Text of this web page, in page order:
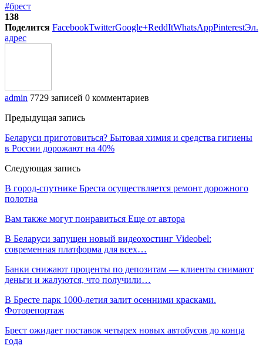
#брест
138
Поделится FacebookTwitterGoogle+ReddItWhatsAppPinterestЭл.
адрес
admin 7729 записей 0 комментариев
Предыдущая запись
Беларуси приготовиться? Бытовая химия и средства гигиены
в России дорожают на 40%
Следующая запись
В город-спутнике Бреста осуществляется ремонт дорожного
полотна
Вам также могут понравиться Еще от автора
В Беларуси запущен новый видеохостинг Videobel:
современная платформа для всех…
Банки снижают проценты по депозитам — клиенты снимают
деньги и жалуются, что получили…
В Бресте парк 1000-летия залит осенними красками.
Фоторепортаж
Брест ожидает поставок четырех новых автобусов до конца
года